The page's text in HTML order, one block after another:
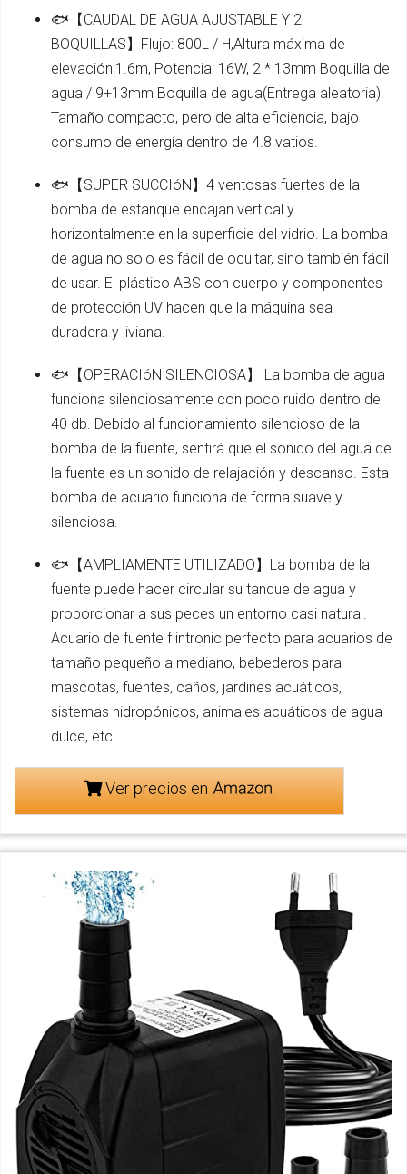
🐟【CAUDAL DE AGUA AJUSTABLE Y 2
BOQUILLAS】Flujo: 800L / H,Altura máxima de
elevación:1.6m, Potencia: 16W, 2 * 13mm Boquilla de
agua / 9+13mm Boquilla de agua(Entrega aleatoria).
Tamaño compacto, pero de alta eficiencia, bajo
consumo de energía dentro de 4.8 vatios.
🐟【SUPER SUCCIóN】4 ventosas fuertes de la
bomba de estanque encajan vertical y
horizontalmente en la superficie del vidrio. La bomba
de agua no solo es fácil de ocultar, sino también fácil
de usar. El plástico ABS con cuerpo y componentes
de protección UV hacen que la máquina sea
duradera y liviana.
🐟【OPERACIóN SILENCIOSA】 La bomba de agua
funciona silenciosamente con poco ruido dentro de
40 db. Debido al funcionamiento silencioso de la
bomba de la fuente, sentirá que el sonido del agua de
la fuente es un sonido de relajación y descanso. Esta
bomba de acuario funciona de forma suave y
silenciosa.
🐟【AMPLIAMENTE UTILIZADO】La bomba de la
fuente puede hacer circular su tanque de agua y
proporcionar a sus peces un entorno casi natural.
Acuario de fuente flintronic perfecto para acuarios de
tamaño pequeño a mediano, bebederos para
mascotas, fuentes, caños, jardines acuáticos,
sistemas hidropónicos, animales acuáticos de agua
dulce, etc.
Ver precios en